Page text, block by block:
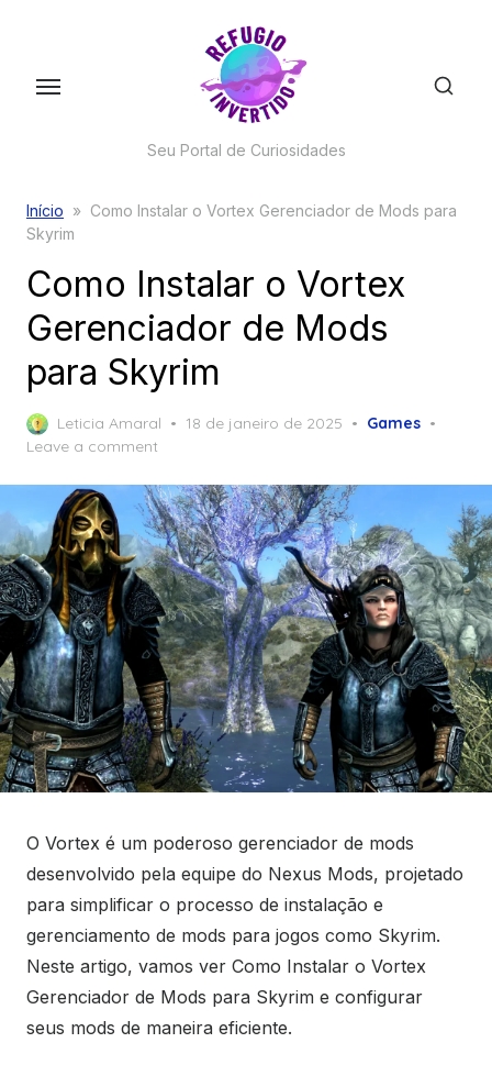
Seu Portal de Curiosidades
Início » Como Instalar o Vortex Gerenciador de Mods para
Skyrim
Como Instalar o Vortex
Gerenciador de Mods
para Skyrim
Leticia Amaral
Posted
18 de janeiro de 2025
Games
Leave a comment
O Vortex é um poderoso gerenciador de mods
desenvolvido pela equipe do Nexus Mods, projetado
para simplificar o processo de instalação e
gerenciamento de mods para jogos como Skyrim.
Neste artigo, vamos ver Como Instalar o Vortex
Gerenciador de Mods para Skyrim e configurar
seus mods de maneira eficiente.